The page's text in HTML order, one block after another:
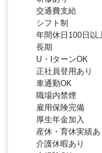
交通費支給
シフト制
年間休日100日以
長期
U・IターンOK
正社員登用あり
車通勤OK
職場内禁煙
雇用保険完備
厚生年金加入
産休・育休実績あ
介護休暇あり